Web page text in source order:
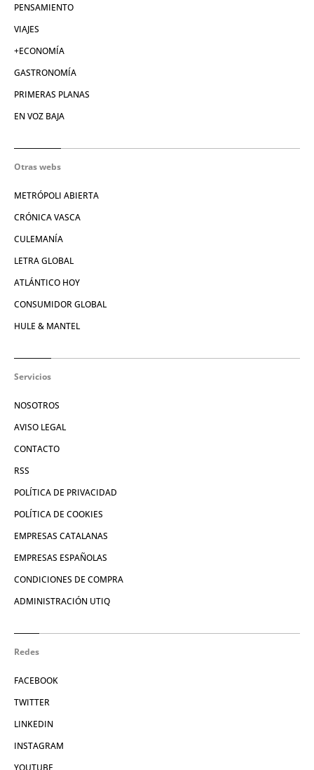
PENSAMIENTO
VIAJES
+ECONOMÍA
GASTRONOMÍA
PRIMERAS PLANAS
EN VOZ BAJA
Otras webs
METRÓPOLI ABIERTA
CRÓNICA VASCA
CULEMANÍA
LETRA GLOBAL
ATLÁNTICO HOY
CONSUMIDOR GLOBAL
HULE & MANTEL
Servicios
NOSOTROS
AVISO LEGAL
CONTACTO
RSS
POLÍTICA DE PRIVACIDAD
POLÍTICA DE COOKIES
EMPRESAS CATALANAS
EMPRESAS ESPAÑOLAS
CONDICIONES DE COMPRA
ADMINISTRACIÓN UTIQ
Redes
FACEBOOK
TWITTER
LINKEDIN
INSTAGRAM
YOUTUBE